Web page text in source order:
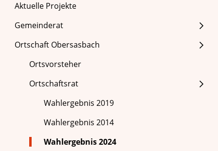
Aktuelle Projekte
Gemeinderat
Ortschaft Obersasbach
Ortsvorsteher
Ortschaftsrat
Wahlergebnis 2019
Wahlergebnis 2014
Wahlergebnis 2024